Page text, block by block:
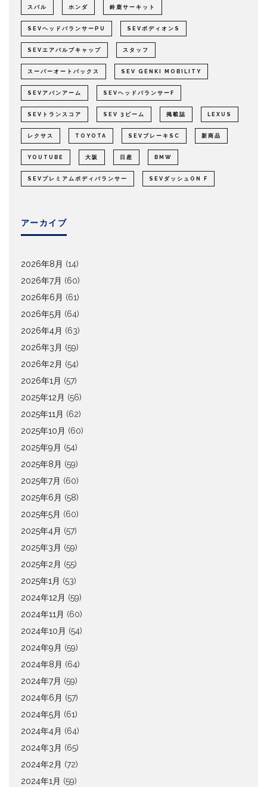
スバル ホンダ 鈴鹿サーキット
SEVヘッドバランサーPU SEVボディオンS
SEVエアバルブキャップ スタッフ
スーパーオートバックス SEV GENKI MOBILITY
SEVアバンアーム SEVヘッドバランサーF
SEVトランスコア SEV 3ビーム 掲載誌 LEXUS
レクサス TOYOTA SEVブレーキSC 新商品
YOUTUBE 大阪 日産 BMW
SEVプレミアムボディバランサー SEVダッシュON F
アーカイブ
2026年8月 (14)
2026年7月 (60)
2026年6月 (61)
2026年5月 (64)
2026年4月 (63)
2026年3月 (59)
2026年2月 (54)
2026年1月 (57)
2025年12月 (56)
2025年11月 (62)
2025年10月 (60)
2025年9月 (54)
2025年8月 (59)
2025年7月 (60)
2025年6月 (58)
2025年5月 (60)
2025年4月 (57)
2025年3月 (59)
2025年2月 (55)
2025年1月 (53)
2024年12月 (59)
2024年11月 (60)
2024年10月 (54)
2024年9月 (59)
2024年8月 (64)
2024年7月 (59)
2024年6月 (57)
2024年5月 (61)
2024年4月 (64)
2024年3月 (65)
2024年2月 (72)
2024年1月 (59)